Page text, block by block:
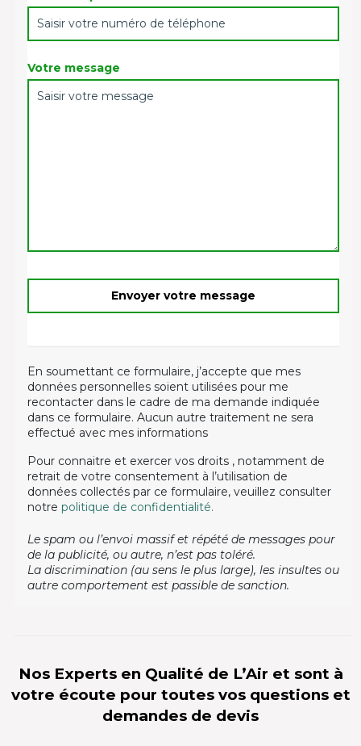
Votre message
En soumettant ce formulaire, j’accepte que mes
données personnelles soient utilisées pour me
recontacter dans le cadre de ma demande indiquée
dans ce formulaire. Aucun autre traitement ne sera
effectué avec mes informations
Pour connaitre et exercer vos droits , notamment de
retrait de votre consentement à l’utilisation de
données collectés par ce formulaire, veuillez consulter
notre politique de confidentialité.
Le spam ou l’envoi massif et répété de messages pour
de la publicité, ou autre, n’est pas toléré.
La discrimination (au sens le plus large), les insultes ou
autre comportement est passible de sanction.
Nos Experts en Qualité de L’Air et sont à
votre écoute pour toutes vos questions et
demandes de devis